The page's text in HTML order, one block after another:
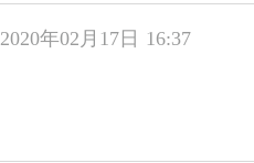
2020年02月17日 16:37